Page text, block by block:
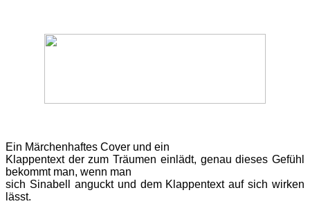
Ein Märchenhaftes Cover und ein
Klappentext der zum Träumen einlädt, genau dieses Gefühl
bekommt man, wenn man
sich Sinabell anguckt und dem Klappentext auf sich wirken
lässt.